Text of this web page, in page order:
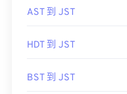
AST 到 JST
HDT 到 JST
BST 到 JST